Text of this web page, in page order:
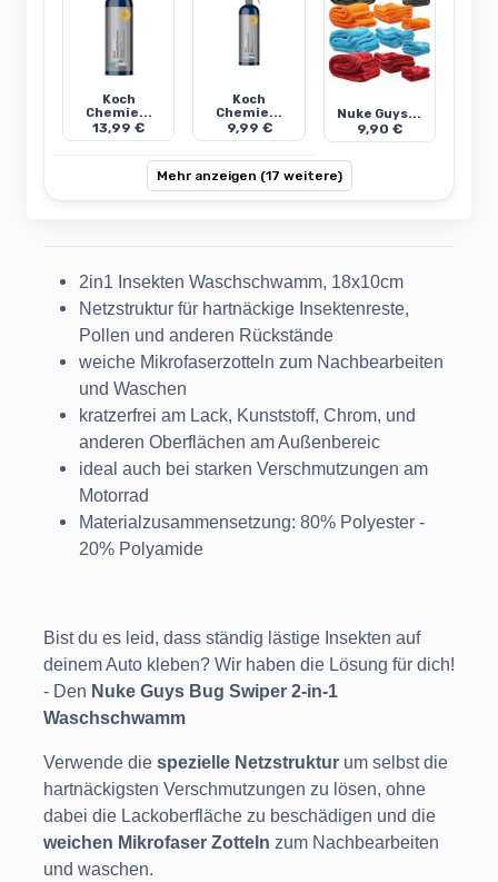
Koch
Chemie...
13,99 €
Koch
Chemie...
9,99 €
Nuke Guys...
9,90 €
Mehr anzeigen (17 weitere)
2in1 Insekten Waschschwamm, 18x10cm
Netzstruktur für hartnäckige Insektenreste,
Pollen und anderen Rückstände
weiche Mikrofaserzotteln zum Nachbearbeiten
und Waschen
kratzerfrei am Lack, Kunststoff, Chrom, und
anderen Oberflächen am Außenbereic
ideal auch bei starken Verschmutzungen am
Motorrad
Materialzusammensetzung: 80% Polyester -
20% Polyamide
Bist du es leid, dass ständig lästige Insekten auf
deinem Auto kleben? Wir haben die Lösung für dich!
- Den Nuke Guys Bug Swiper 2-in-1
Waschschwamm
Verwende die spezielle Netzstruktur um selbst die
hartnäckigsten Verschmutzungen zu lösen, ohne
dabei die Lackoberfläche zu beschädigen und die
weichen Mikrofaser Zotteln zum Nachbearbeiten
und waschen.